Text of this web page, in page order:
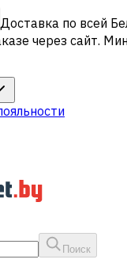
Доставка по всей
через сайт.
Поиск